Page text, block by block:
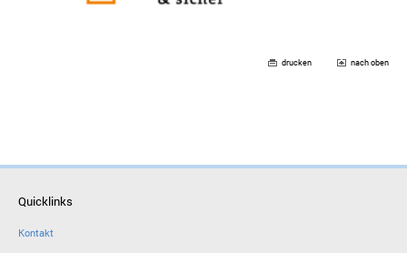
drucken nach oben
Quicklinks
Kontakt